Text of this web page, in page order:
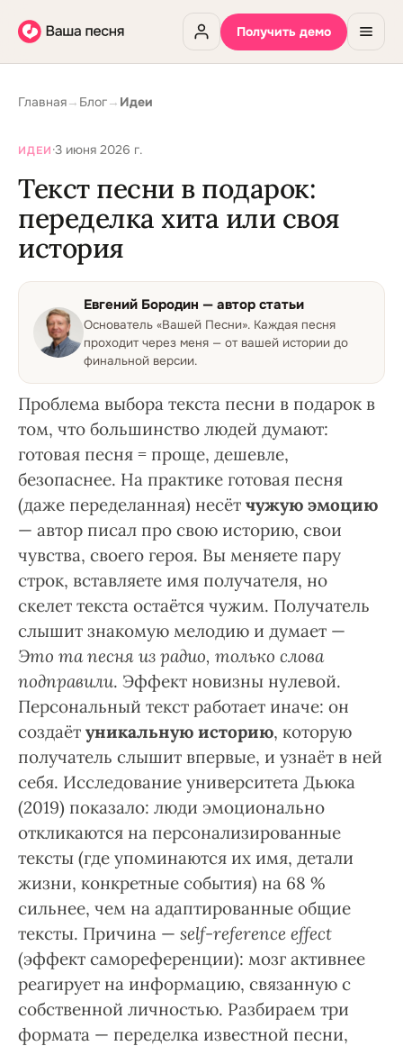
Получить демо
Главная→ Блог→ Идеи
ИДЕИ·3 июня 2026 г.
Текст песни в подарок:
переделка хита или своя
история
Евгений Бородин — автор статьи
Основатель «Вашей Песни». Каждая песня
проходит через меня — от вашей истории до
финальной версии.
Проблема выбора текста песни в подарок в
том, что большинство людей думают:
готовая песня = проще, дешевле,
безопаснее. На практике готовая песня
(даже переделанная) несёт чужую эмоцию
— автор писал про свою историю, свои
чувства, своего героя. Вы меняете пару
строк, вставляете имя получателя, но
скелет текста остаётся чужим. Получатель
слышит знакомую мелодию и думает —
Это та песня из радио, только слова
подправили. Эффект новизны нулевой.
Персональный текст работает иначе: он
создаёт уникальную историю, которую
получатель слышит впервые, и узнаёт в ней
себя. Исследование университета Дьюка
(2019) показало: люди эмоционально
откликаются на персонализированные
тексты (где упоминаются их имя, детали
жизни, конкретные события) на 68 %
сильнее, чем на адаптированные общие
тексты. Причина — self-reference effect
(эффект самореференции): мозг активнее
реагирует на информацию, связанную с
собственной личностью. Разбираем три
формата — переделка известной песни,